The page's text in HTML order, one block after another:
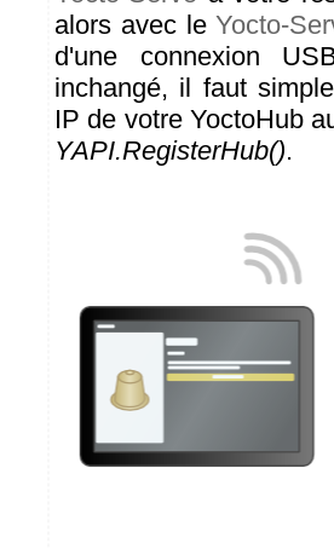
alors avec leYocto-
d'une connexion
inchangé, il faut
IP de votre YoctoHub
YAPI.RegisterHub().